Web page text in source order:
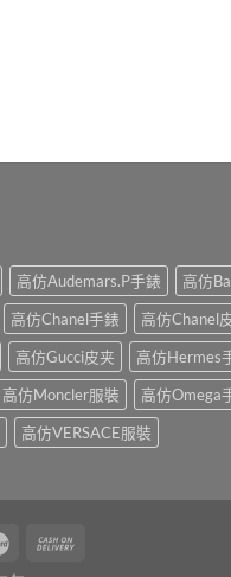
高仿Audemars.P手錶 高仿
高仿Chanel手錶 高仿Chanel
高仿Gucci皮夹 高仿Hermes
高仿Moncler服裝 高仿Omega
高仿VERSACE服裝